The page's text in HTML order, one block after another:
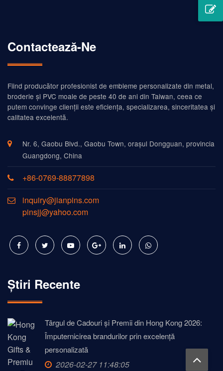
Contactează-Ne
Fiind producător profesionist de embleme personalizate din metal,
broderie și PVC moale de peste 40 de ani din Taiwan, ceea ce
putem convinge clienții este eficiența, specializarea, sinceritatea și
calitatea excelentă.
Nr. 6, Gaobu Blvd., Gaobu Town, orașul Dongguan, provincia
Guangdong, China
+86-0769-88877898
inquiry@jianpins.com
pinsjj@yahoo.com
Știri Recente
Târgul de Cadouri și Premii din Hong Kong 2026:
Împuternicirea brandurilor prin excelență
personalizată
2026-02-27 11:48:05